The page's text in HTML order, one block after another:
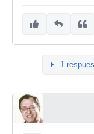
1